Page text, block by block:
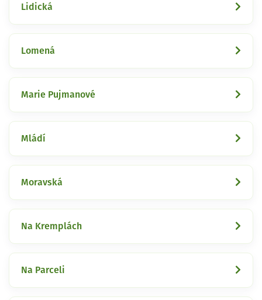
Lidická
Lomená
Marie Pujmanové
Mládí
Moravská
Na Kremplách
Na Parceli